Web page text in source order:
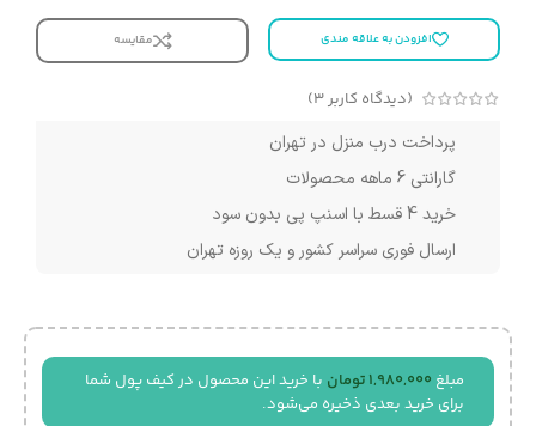
افزودن به علاقه مندی مقایسه
(دیدگاه کاربر3
)
پرداخت درب منزل در تهران
گارانتی 6 ماهه محصولات
خرید 4 قسط با اسنپ پی بدون سود
ارسال فوری سراسر کشور و یک روزه تهران
مبلغ 1,980,000 تومان با خرید این محصول در کیف پول شما
برای خرید بعدی ذخیره می‌شود.